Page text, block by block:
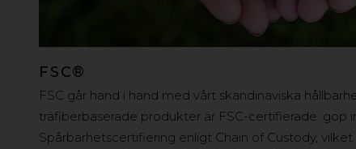
FSC®
FSC går hand i hand med vårt skandinaviska
träfiberbaserade produkter är FSC-certifierade. gop
Spårbarhetscertifiering enligt Chain of Custody,